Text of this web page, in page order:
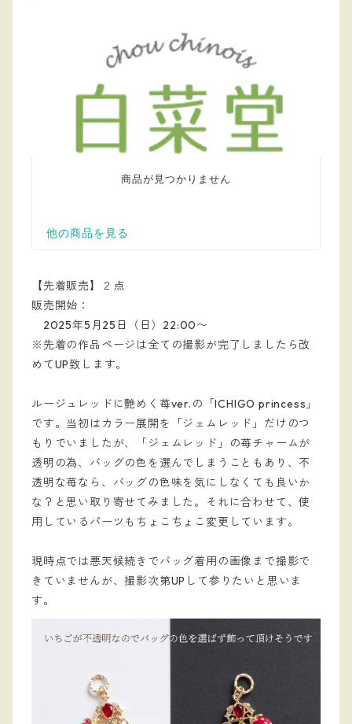
【先着販売】２点
販売開始：
2025年5月25日（日）22:00〜
※先着の作品ページは全ての撮影が完了しましたら改
めてUP致します。
ルージュレッドに艶めく苺ver.の「ICHIGO princess」
です。当初はカラー展開を「ジェムレッド」だけのつ
もりでいましたが、
「ジェムレッド」の苺チャームが
透明の為、バッグの色を選んでしまうこともあり、不
透明な苺なら、バッグの色味を気にしなくても良いか
な？と思い取り寄せてみました。それに合わせて、使
用しているパーツもちょこちょこ変更しています。
現時点では悪天候続きでバッグ着用の画像まで撮影で
きていませんが、撮影次第UPして参りたいと思いま
す。